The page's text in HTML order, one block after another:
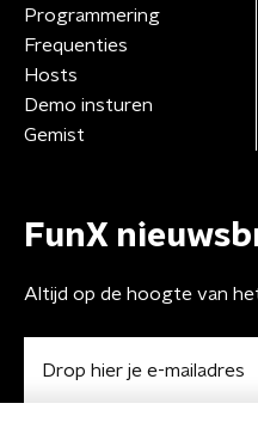
Programmering
Frequenties
Hosts
Demo insturen
Gemist
FunX
Altijd op de hoogte van